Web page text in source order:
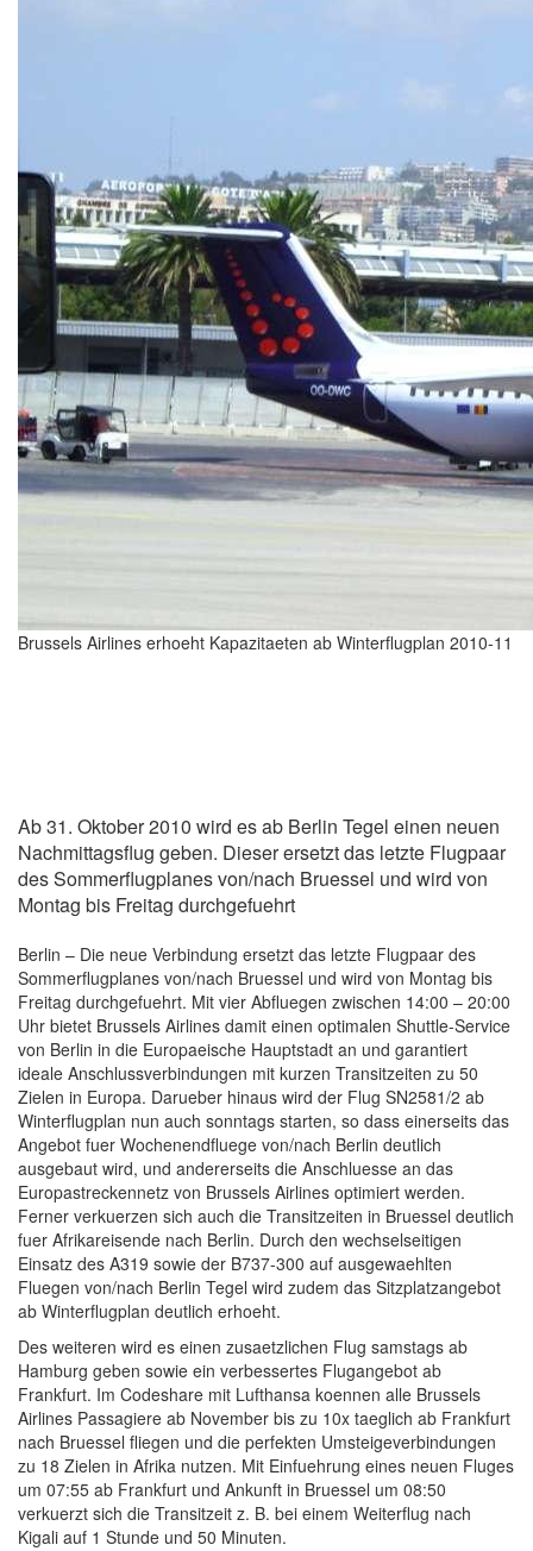
Brussels Airlines erhoeht Kapazitaeten ab Winterflugplan 2010-11
Ab 31. Oktober 2010 wird es ab Berlin Tegel einen neuen
Nachmittagsflug geben. Dieser ersetzt das letzte Flugpaar
des Sommerflugplanes von/nach Bruessel und wird von
Montag bis Freitag durchgefuehrt
Berlin – Die neue Verbindung ersetzt das letzte Flugpaar des
Sommerflugplanes von/nach Bruessel und wird von Montag bis
Freitag durchgefuehrt. Mit vier Abfluegen zwischen 14:00 – 20:00
Uhr bietet Brussels Airlines damit einen optimalen Shuttle-Service
von Berlin in die Europaeische Hauptstadt an und garantiert
ideale Anschlussverbindungen mit kurzen Transitzeiten zu 50
Zielen in Europa. Darueber hinaus wird der Flug SN2581/2 ab
Winterflugplan nun auch sonntags starten, so dass einerseits das
Angebot fuer Wochenendfluege von/nach Berlin deutlich
ausgebaut wird, und andererseits die Anschluesse an das
Europastreckennetz von Brussels Airlines optimiert werden.
Ferner verkuerzen sich auch die Transitzeiten in Bruessel deutlich
fuer Afrikareisende nach Berlin. Durch den wechselseitigen
Einsatz des A319 sowie der B737-300 auf ausgewaehlten
Fluegen von/nach Berlin Tegel wird zudem das Sitzplatzangebot
ab Winterflugplan deutlich erhoeht.
Des weiteren wird es einen zusaetzlichen Flug samstags ab
Hamburg geben sowie ein verbessertes Flugangebot ab
Frankfurt. Im Codeshare mit Lufthansa koennen alle Brussels
Airlines Passagiere ab November bis zu 10x taeglich ab Frankfurt
nach Bruessel fliegen und die perfekten Umsteigeverbindungen
zu 18 Zielen in Afrika nutzen. Mit Einfuehrung eines neuen Fluges
um 07:55 ab Frankfurt und Ankunft in Bruessel um 08:50
verkuerzt sich die Transitzeit z. B. bei einem Weiterflug nach
Kigali auf 1 Stunde und 50 Minuten.